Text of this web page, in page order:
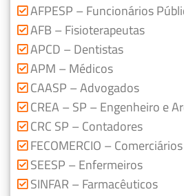
AFPESP – Funcionários
AFB – Fisioterapeutas
APCD – Dentistas
APM – Médicos
CAASP – Advogados
CREA – SP – Engenheiro e
CRC SP – Contadores
FECOMERCIO – Comerciários
SEESP – Enfermeiros
SINFAR – Farmacêuticos